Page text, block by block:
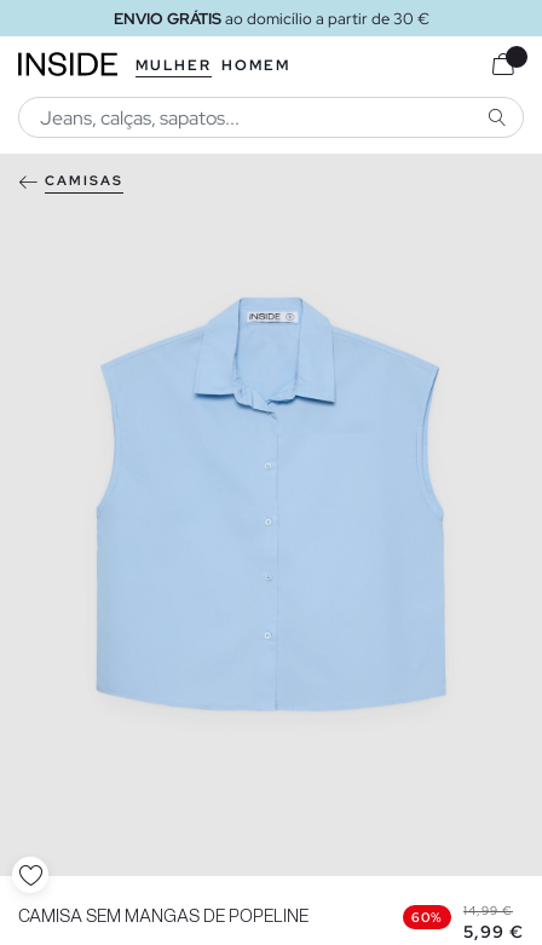
ENVIO GRÁTISao domicílio a partir de 30 €
MULHER HOMEM
CAMISAS
CAMISA SEM MANGAS DE POPELINE 60% 14,99 €
5,99 €